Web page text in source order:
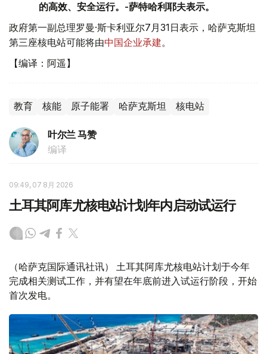
的高效、安全运行。-萨特哈利耶夫表示。
政府第一副总理罗曼·斯卡利亚尔7月31日表示，哈萨克斯坦
第三座核电站可能将由中国企业承建。
【编译：阿遥】
教育 核能 原子能署 哈萨克斯坦 核电站
叶尔兰 马赞
编译
09:49, 07 8月 2026
土耳其阿库尤核电站计划年内启动试运行
（哈萨克国际通讯社讯） 土耳其阿库尤核电站计划于今年
完成相关测试工作，并有望在年底前进入试运行阶段，开始
首次发电。